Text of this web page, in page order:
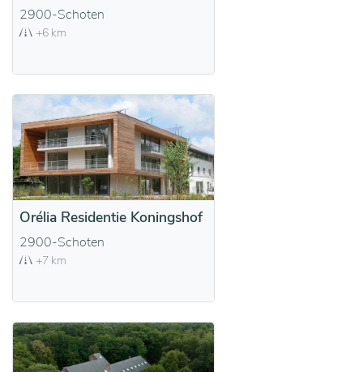
2900-Schoten
+6 km
Orélia Residentie Koningshof
2900-Schoten
+7 km